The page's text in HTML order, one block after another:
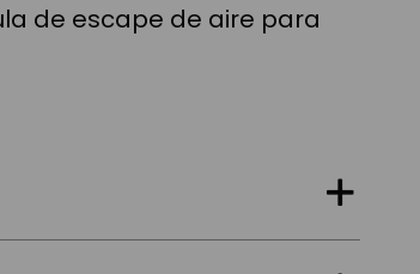
de escape de aire para